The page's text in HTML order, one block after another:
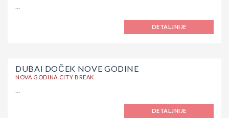
...
DETALJNIJE
DUBAI DOČEK NOVE GODINE
NOVA GODINA CITY BREAK
...
DETALJNIJE